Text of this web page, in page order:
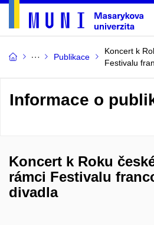
Publikace
Koncert k
Festivalu
Informace o
Koncert k Roku
rámci Festivalu
divadla